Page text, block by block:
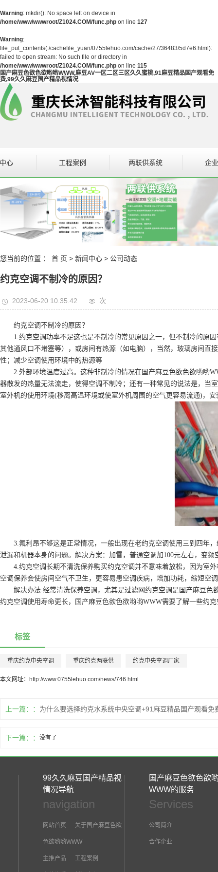
Warning: mkdir(): No space left on device in
/home/www/wwwroot/Z1024.COM/func.php on line 127
Warning:
file_put_contents(./cachefile_yuan/0755lehuo.com/cache/27/36483/5d7e6.html):
failed to open stream: No such file or directory in
/home/www/wwwroot/Z1024.COM/func.php on line 115
国产麻豆色欲色欲哟哟WWW,麻豆AV一区二区三区久久蜜桃,91麻豆精品国产观看免
费,99久久麻豆国产精品视情况
心
备
区三区久
工程案例
案例展示
两联供系统 企
您当前的位置 ： 首 页 > 新闻中心 > 公司动态
约克空调不制冷的原因？
2023-06-20 10:35:42 次
约克空调不制冷的原因？
1.约克空调功率不足这也是不制冷的常见原因之一，但不制冷的原因
其他通风口不堵塞等），或房间有热源（如电脑），当然，玻璃房间直
性；减少空调使用环境中的热源等
2.外部环境温度过高。这种非制冷的情况在国产麻豆色欲色欲哟哟
器散发的热量无法流走，使得空调不制冷；还有一种常见的说法是，当
室外机的使用环境(移离高温环境或使室外机周围的空气更容易流通)，
3.氟利昂不够这是正常情况，一般出现在老约克空调使用三到四年，
泄漏和机器本身的问题。解决方案：加雪，普通空调加100元左右，变频
4.约克空调长期不清洗保养购买约克空调并不意味着放松，因为室外
空调保养会使房间空气不卫生，更容易患空调疾病，增加功耗，缩短空
解决办法:经常清洗保养空调，尤其是过滤网约克空调是国产麻豆色
约克空调使用寿命更长，国产麻豆色欲色欲哟哟WWW需要了解一些约
标签
重庆约克中央空调 重庆约克两联供 约克中央空调厂家
本文网址： http://www.0755lehuo.com/news/746.html
上一篇： 为什么要选择约克水系统中央空调+91麻豆精品国产观看免
下一篇： 没有了
99久久麻豆国产精品视
情况导航
navigation
网站首页 关于国产麻豆色欲
色欲哟哟WWW
主推产品 工程案例
国产麻豆色欲色欲
WWW的服务
Services
公司简介
合作企业